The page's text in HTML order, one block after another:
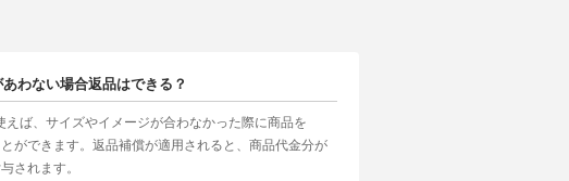
わない場合返品はできる？
えば、サイズやイメージが合わなかった際に商品を
ができます。返品補償が適用されると、商品代金分が
されます。